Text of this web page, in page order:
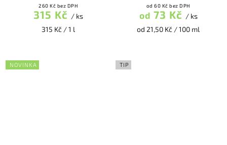
260 Kč bez DPH
315 Kč / ks
315 Kč / 1 l
od 60 Kč bez DPH
od 73 Kč / ks
od 21,50 Kč / 100 ml
NOVINKA TIP